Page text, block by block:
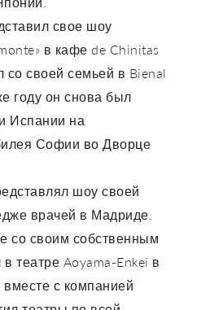
свое шоу
в кафе de Chinitas
со своей семьей в Bienal
году он снова был
Испании на
Софии во Дворце
шоу своей
врачей в Мадриде.
со своим собственным
театре Aoyama-Enkei в
с компанией